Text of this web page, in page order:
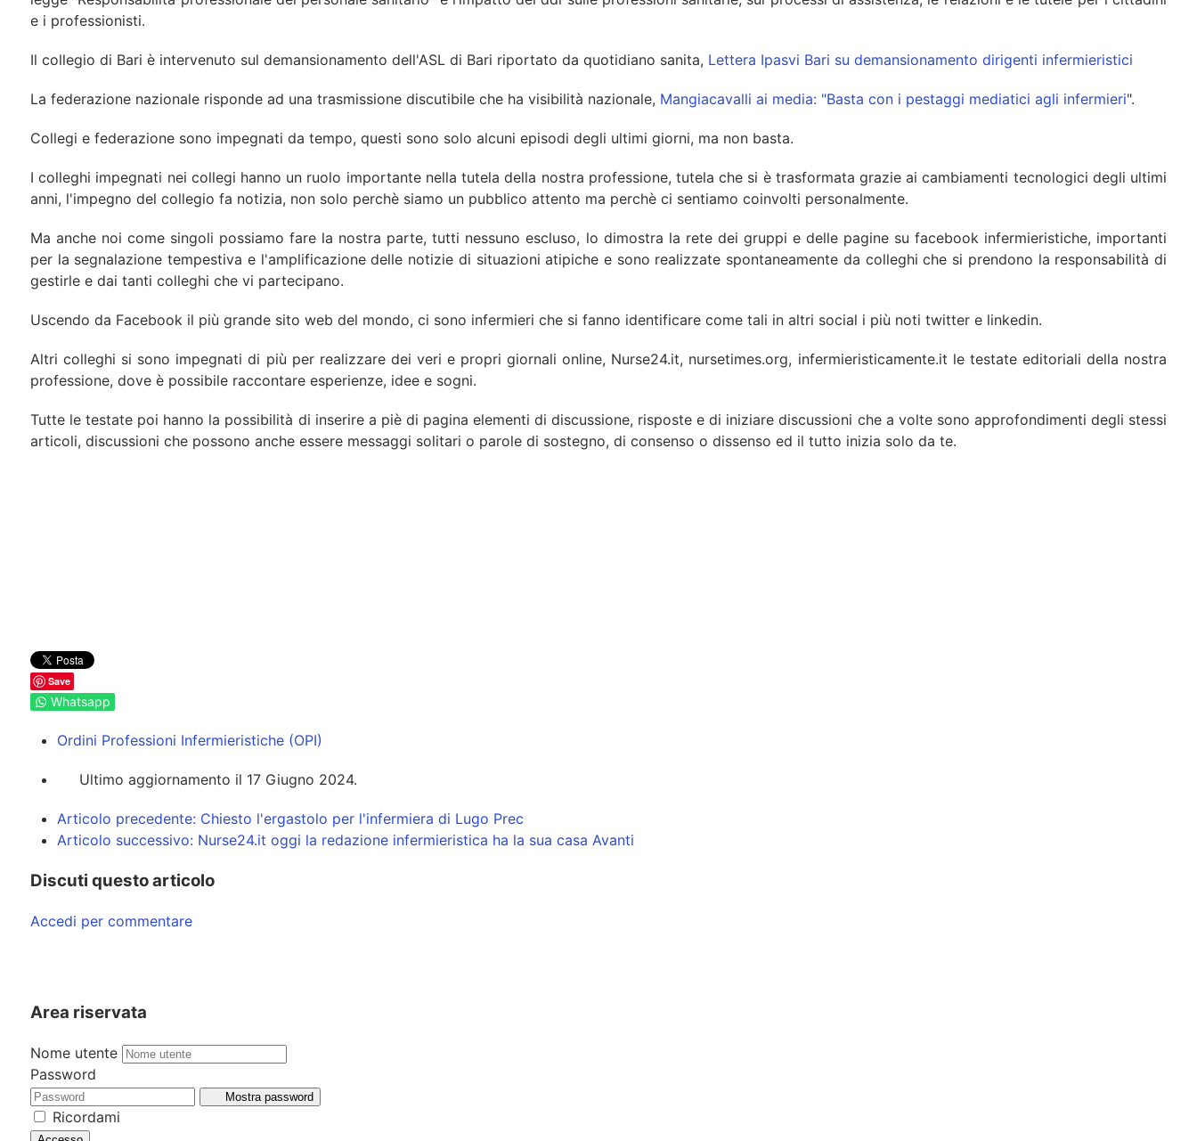
e i professionisti.
Il collegio di Bari è intervenuto sul demansionamento dell'ASL di Bari riportato da quotidiano sanita, Lettera Ipasvi Bari su demansionamento dirigenti infermieristici
La federazione nazionale risponde ad una trasmissione discutibile che ha visibilità nazionale, Mangiacavalli ai media: "Basta con i pestaggi mediatici agli infermieri".
Collegi e federazione sono impegnati da tempo, questi sono solo alcuni episodi degli ultimi giorni, ma non basta.
I colleghi impegnati nei collegi hanno un ruolo importante nella tutela della nostra professione, tutela che si è trasformata grazie ai cambiamenti tecnologici degli ultimi
anni, l'impegno del collegio fa notizia, non solo perchè siamo un pubblico attento ma perchè ci sentiamo coinvolti personalmente.
Ma anche noi come singoli possiamo fare la nostra parte, tutti nessuno escluso, lo dimostra la rete dei gruppi e delle pagine su facebook infermieristiche, importanti
per la segnalazione tempestiva e l'amplificazione delle notizie di situazioni atipiche e sono realizzate spontaneamente da colleghi che si prendono la responsabilità di
gestirle e dai tanti colleghi che vi partecipano.
Uscendo da Facebook il più grande sito web del mondo, ci sono infermieri che si fanno identificare come tali in altri social i più noti twitter e linkedin.
Altri colleghi si sono impegnati di più per realizzare dei veri e propri giornali online, Nurse24.it, nursetimes.org, infermieristicamente.it le testate editoriali della nostra
professione, dove è possibile raccontare esperienze, idee e sogni.
Tutte le testate poi hanno la possibilità di inserire a piè di pagina elementi di discussione, risposte e di iniziare discussioni che a volte sono approfondimenti degli stessi
articoli, discussioni che possono anche essere messaggi solitari o parole di sostegno, di consenso o dissenso ed il tutto inizia solo da te.
Save
Whatsapp
Ordini Professioni Infermieristiche (OPI)
Ultimo aggiornamento il 17 Giugno 2024.
Articolo precedente: Chiesto l'ergastolo per l'infermiera di Lugo Prec
Articolo successivo: Nurse24.it oggi la redazione infermieristica ha la sua casa Avanti
Discuti questo articolo
Accedi per commentare
Area riservata
Nome utente
Password
Mostra password
Ricordami